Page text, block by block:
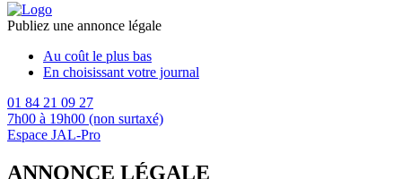
Publiez une annonce légale
Au coût le plus bas
En choisissant votre journal
01 84 21 09 27
7h00 à 19h00 (non surtaxé)
Espace JAL-Pro
ANNONCE LÉGALE